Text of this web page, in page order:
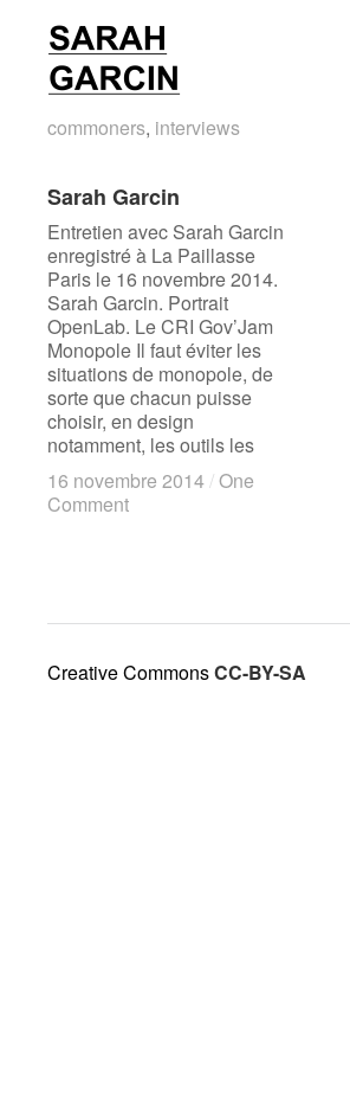
commoners, interviews
Sarah Garcin
Entretien avec Sarah Garcin
enregistré à La Paillasse
Paris le 16 novembre 2014.
Sarah Garcin. Portrait
OpenLab. Le CRI Gov’Jam
Monopole Il faut éviter les
situations de monopole, de
sorte que chacun puisse
choisir, en design
notamment, les outils les
16 novembre 2014/One
Comment
commoners interviews
Sarah Garcin
16 novembre 2014/One
Comment
Creative CommonsCC-BY-SA